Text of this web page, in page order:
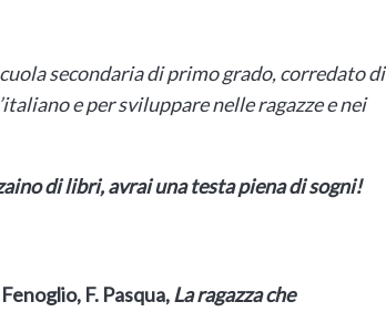
secondaria di primo grado, corredato di
e per sviluppare nelle ragazze e nei
di libri, avrai una testa piena di sogni!
F. Pasqua,La ragazza che